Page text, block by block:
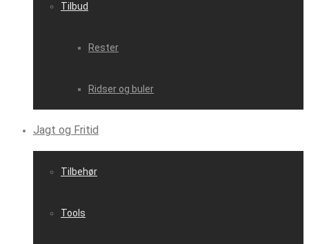
Tilbud
Rester
Ridser og buler
Jagt og Fritid
Tilbehør
Tools